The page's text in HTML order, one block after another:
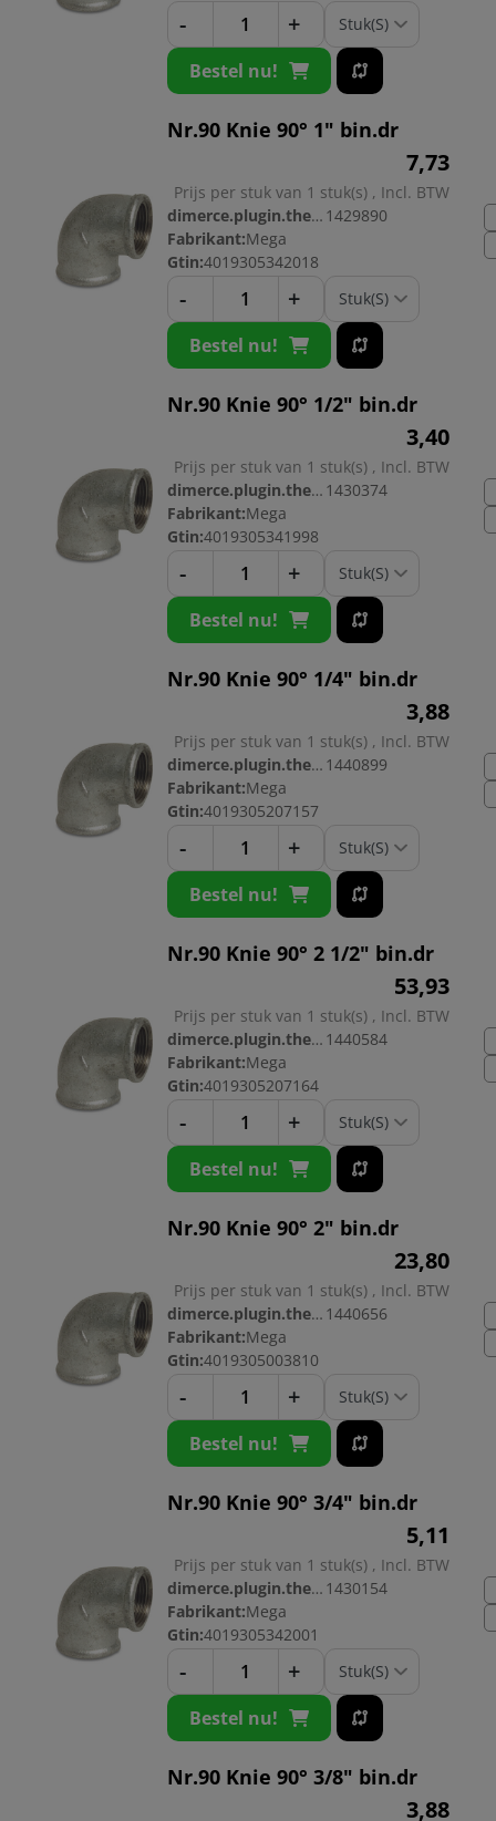
- +
Bestel nu!
Nr.90 Knie 90° 1" bin.dr
7,73
Prijs per stuk van 1 stuk(s) , Incl. BTW
dimerce.plugin.theme.productnr: 1429890
Fabrikant:Mega
Gtin:4019305342018
- +
Bestel nu!
Nr.90 Knie 90° 1/2" bin.dr
3,40
Prijs per stuk van 1 stuk(s) , Incl. BTW
dimerce.plugin.theme.productnr: 1430374
Fabrikant:Mega
Gtin:4019305341998
- +
Bestel nu!
Nr.90 Knie 90° 1/4" bin.dr
3,88
Prijs per stuk van 1 stuk(s) , Incl. BTW
dimerce.plugin.theme.productnr: 1440899
Fabrikant:Mega
Gtin:4019305207157
- +
Bestel nu!
Nr.90 Knie 90° 2 1/2" bin.dr
53,93
Prijs per stuk van 1 stuk(s) , Incl. BTW
dimerce.plugin.theme.productnr: 1440584
Fabrikant:Mega
Gtin:4019305207164
- +
Bestel nu!
Nr.90 Knie 90° 2" bin.dr
23,80
Prijs per stuk van 1 stuk(s) , Incl. BTW
dimerce.plugin.theme.productnr: 1440656
Fabrikant:Mega
Gtin:4019305003810
- +
Bestel nu!
Nr.90 Knie 90° 3/4" bin.dr
5,11
Prijs per stuk van 1 stuk(s) , Incl. BTW
dimerce.plugin.theme.productnr: 1430154
Fabrikant:Mega
Gtin:4019305342001
- +
Bestel nu!
Nr.90 Knie 90° 3/8" bin.dr
3,88